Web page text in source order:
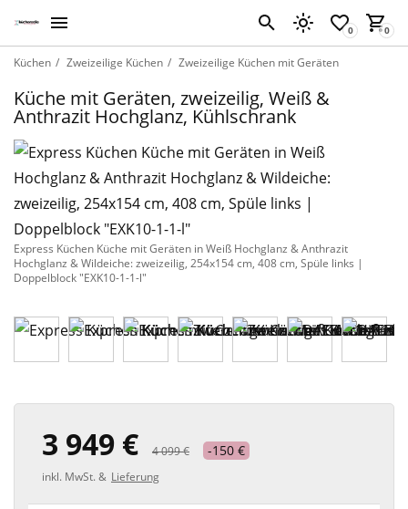
Küchen Zweizeilige Küchen Zweizeilige Küchen mit Geräten
Küche mit Geräten, zweizeilig, Weiß &
Anthrazit Hochglanz, Kühlschrank
Express Küchen Küche mit Geräten in Weiß Hochglanz & Anthrazit
Hochglanz & Wildeiche: zweizeilig, 254x154 cm, 408 cm, Spüle links |
Doppelblock "EXK10-1-1-l"
3 949 € 4 099 € -150 €
inkl. MwSt. & Lieferung